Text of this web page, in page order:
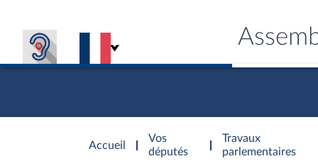
Accueil
d'accueil
Vos
députés
Travaux
parlementaires